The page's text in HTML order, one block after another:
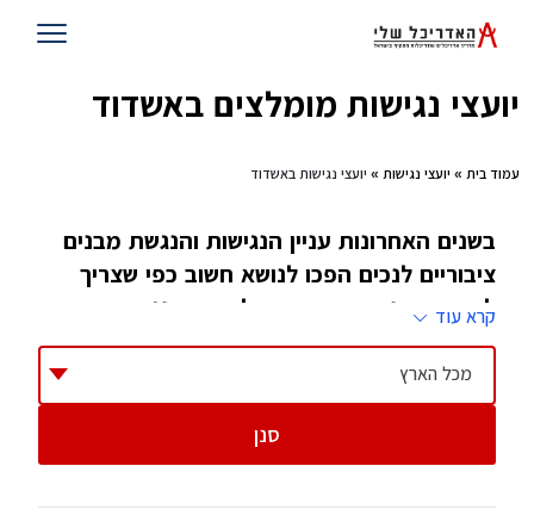
יועצי נגישות מומלצים באשדוד
עמוד בית » יועצי נגישות » יועצי נגישות באשדוד
בשנים האחרונות עניין הנגישות והנגשת מבנים
ציבוריים לנכים הפכו לנושא חשוב כפי שצריך
להיות. מבני ציבור חייבים להיות מונגשים ברמה
גבוהה ביותר לכל אדם במדינת ישראל
החל מאוגוסט 2009, התקנות מחייבות שהגשת
בקשה להיתר לכל מבנה ציבורי או מסחרי, חייבת
(מעל 6 קומות) מחוייבים לבדיקה ואישור שכזה. זה
קרא עוד
מכל הארץ
סנן